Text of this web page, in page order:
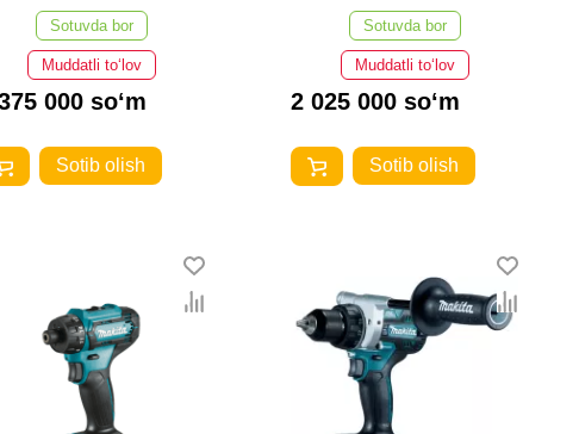
Sotuvda bor
Muddatli to‘lov
000 so‘m
Sotib olish
DF333DYX14
Sotuvda bor
Muddatli to‘lov
2 025 000 so‘m
Sotib olish